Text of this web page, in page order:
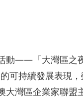
動——「大灣區之
可持續發展表現
灣區企業家聯